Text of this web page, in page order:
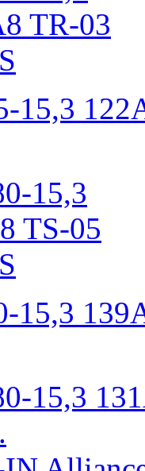
15,3
15,3